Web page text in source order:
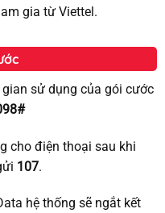
gia từ Viettel.
sử dụng của gói cước
cho điện thoại sau khi
107.
hệ thống sẽ ngắt kết